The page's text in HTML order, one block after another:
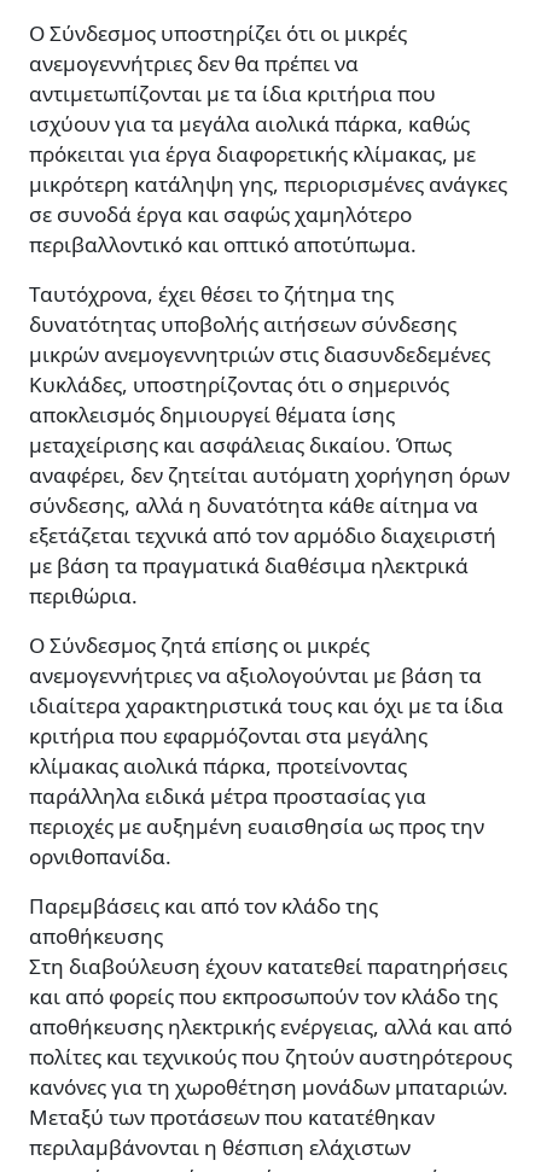
Ο Σύνδεσμος υποστηρίζει ότι οι μικρές
ανεμογεννήτριες δεν θα πρέπει να
αντιμετωπίζονται με τα ίδια κριτήρια που
ισχύουν για τα μεγάλα αιολικά πάρκα, καθώς
πρόκειται για έργα διαφορετικής κλίμακας, με
μικρότερη κατάληψη γης, περιορισμένες ανάγκες
σε συνοδά έργα και σαφώς χαμηλότερο
περιβαλλοντικό και οπτικό αποτύπωμα.
Ταυτόχρονα, έχει θέσει το ζήτημα της
δυνατότητας υποβολής αιτήσεων σύνδεσης
μικρών ανεμογεννητριών στις διασυνδεδεμένες
Κυκλάδες, υποστηρίζοντας ότι ο σημερινός
αποκλεισμός δημιουργεί θέματα ίσης
μεταχείρισης και ασφάλειας δικαίου. Όπως
αναφέρει, δεν ζητείται αυτόματη χορήγηση όρων
σύνδεσης, αλλά η δυνατότητα κάθε αίτημα να
εξετάζεται τεχνικά από τον αρμόδιο διαχειριστή
με βάση τα πραγματικά διαθέσιμα ηλεκτρικά
περιθώρια.
Ο Σύνδεσμος ζητά επίσης οι μικρές
ανεμογεννήτριες να αξιολογούνται με βάση τα
ιδιαίτερα χαρακτηριστικά τους και όχι με τα ίδια
κριτήρια που εφαρμόζονται στα μεγάλης
κλίμακας αιολικά πάρκα, προτείνοντας
παράλληλα ειδικά μέτρα προστασίας για
περιοχές με αυξημένη ευαισθησία ως προς την
ορνιθοπανίδα.
Παρεμβάσεις και από τον κλάδο της
αποθήκευσης
Στη διαβούλευση έχουν κατατεθεί παρατηρήσεις
και από φορείς που εκπροσωπούν τον κλάδο της
αποθήκευσης ηλεκτρικής ενέργειας, αλλά και από
πολίτες και τεχνικούς που ζητούν αυστηρότερους
κανόνες για τη χωροθέτηση μονάδων μπαταριών.
Μεταξύ των προτάσεων που κατατέθηκαν
περιλαμβάνονται η θέσπιση ελάχιστων